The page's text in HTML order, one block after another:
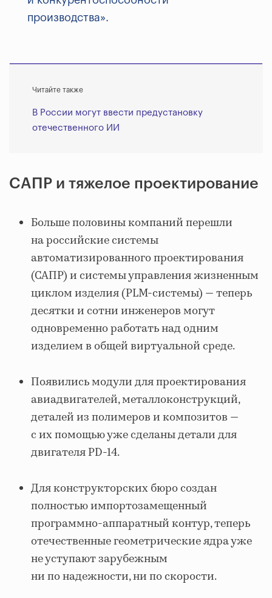
производства».
Читайте также
В России могут ввести предустановку
отечественного ИИ
САПР и тяжелое проектирование
Больше половины компаний перешли
на российские системы
автоматизированного проектирования
(САПР) и системы управления жизненным
циклом изделия (PLM-системы) — теперь
десятки и сотни инженеров могут
одновременно работать над одним
изделием в общей виртуальной среде.
Появились модули для проектирования
авиадвигателей, металлоконструкций,
деталей из полимеров и композитов —
с их помощью уже сделаны детали для
двигателя PD-14.
Для конструкторских бюро создан
полностью импортозамещенный
программно-аппаратный контур, теперь
отечественные геометрические ядра уже
не уступают зарубежным
ни по надежности, ни по скорости.